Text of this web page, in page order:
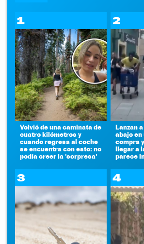
1
Volvió de una caminata de
cuatro kilómetros y
cuando regresa al coche
se encuentra con esto: no
podía creer la 'sorpresa'
2
Lanzan
abajo
compra
llegar a
parece
3 4